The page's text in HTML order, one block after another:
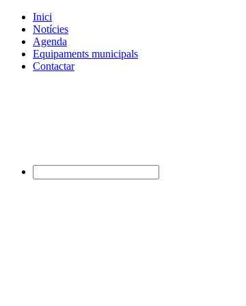
Inici
Notícies
Agenda
Equipaments municipals
Contactar